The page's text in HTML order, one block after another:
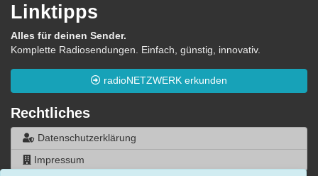
Linktipps
Alles für deinen Sender.
Komplette Radiosendungen. Einfach, günstig, innovativ.
radioNETZWERK erkunden
Rechtliches
Datenschutzerklärung
Impressum